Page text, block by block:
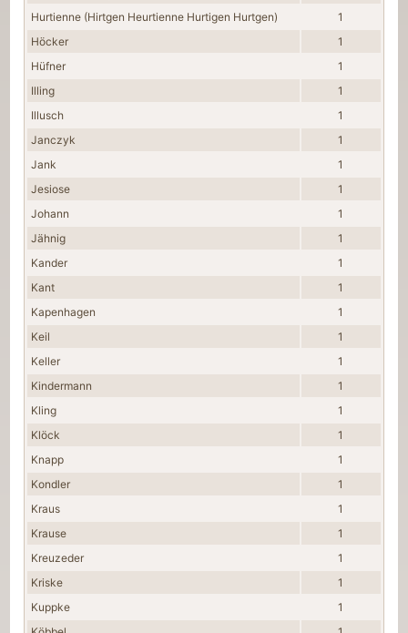
Hurtienne (Hirtgen Heurtienne Hurtigen Hurtgen)
1
Höcker
1
Hüfner
1
Illing
1
Illusch
1
Janczyk
1
Jank
1
Jesiose
1
Johann
1
Jähnig
1
Kander
1
Kant
1
Kapenhagen
1
Keil
1
Keller
1
Kindermann
1
Kling
1
Klöck
1
Knapp
1
Kondler
1
Kraus
1
Krause
1
Kreuzeder
1
Kriske
1
Kuppke
1